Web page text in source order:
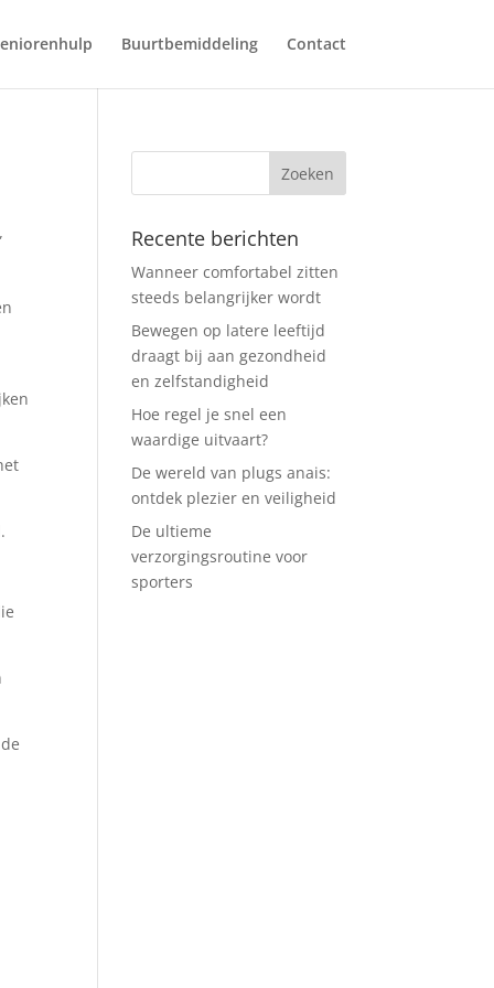
Buurtbemiddeling Contact
Recente berichten
Wanneer comfortabel zitten
steeds belangrijker wordt
Bewegen op latere leeftijd
draagt bij aan gezondheid
en zelfstandigheid
Hoe regel je snel een
waardige uitvaart?
De wereld van plugs anais:
ontdek plezier en veiligheid
De ultieme
verzorgingsroutine voor
sporters